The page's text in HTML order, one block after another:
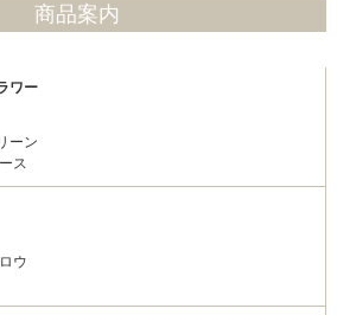
商品案内
ワー
ーン
ス
ウ